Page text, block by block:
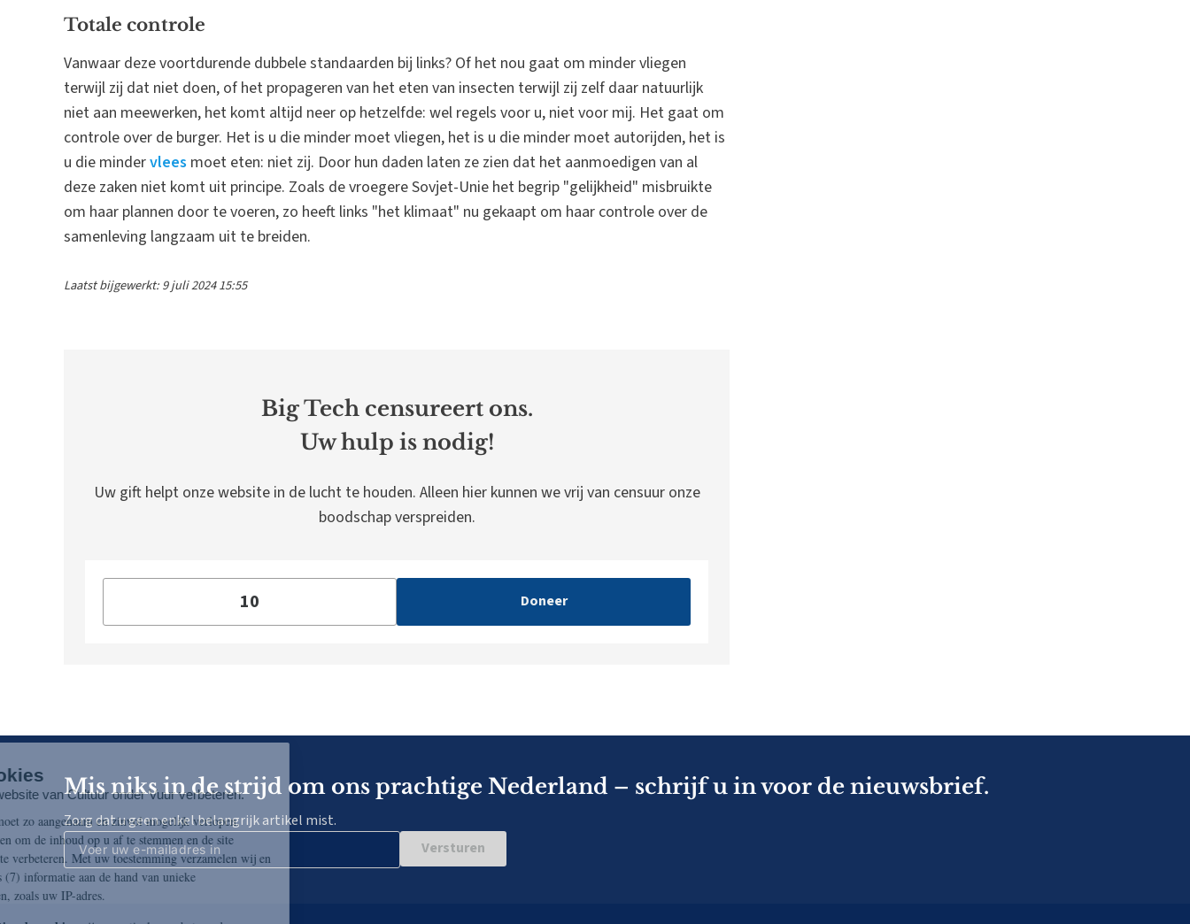
Totale controle
Vanwaar deze voortdurende dubbele standaarden bij links? Of het nou gaat om minder vliegen
terwijl zij dat niet doen, of het propageren van het eten van insecten terwijl zij zelf daar natuurlijk
niet aan meewerken, het komt altijd neer op hetzelfde: wel regels voor u, niet voor mij. Het gaat om
controle over de burger. Het is u die minder moet vliegen, het is u die minder moet autorijden, het is
u die mindervlees moet eten: niet zij. Door hun daden laten ze zien dat het aanmoedigen van al
deze zaken niet komt uit principe. Zoals de vroegere Sovjet-Unie het begrip "gelijkheid" misbruikte
om haar plannen door te voeren, zo heeft links "het klimaat" nu gekaapt om haar controle over de
samenleving langzaam uit te breiden.
Laatst bijgewerkt: 9 juli 2024 15:55
Big Tech censureert ons.
Uw hulp is nodig!
Uw gift helpt onze website in de lucht te houden. Alleen hier kunnen we vrij van censuur onze
boodschap verspreiden.
Doneer
Mis niks in de strijd om ons prachtige Nederland – schrijf u in voor de nieuwsbrief.
Zorg dat u geen enkel belangrijk artikel mist.
Versturen